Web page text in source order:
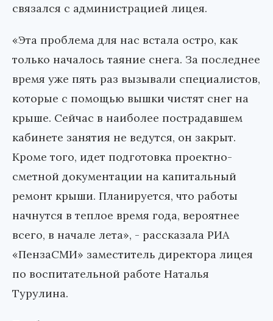
связался с администрацией лицея.
«Эта проблема для нас встала остро, как
только началось таяние снега. За последнее
время уже пять раз вызывали специалистов,
которые с помощью вышки чистят снег на
крыше. Сейчас в наиболее пострадавшем
кабинете занятия не ведутся, он закрыт.
Кроме того, идет подготовка проектно-
сметной документации на капитальный
ремонт крыши. Планируется, что работы
начнутся в теплое время года, вероятнее
всего, в начале лета», - рассказала РИА
«ПензаСМИ» заместитель директора лицея
по воспитательной работе Наталья
Турулина.